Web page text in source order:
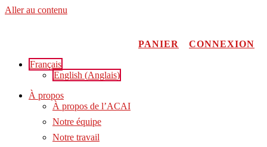
Aller au contenu
PANIER
CONNEXION
Français
English (Anglais)
À propos
À propos de l’ACAI
Notre équipe
Notre travail